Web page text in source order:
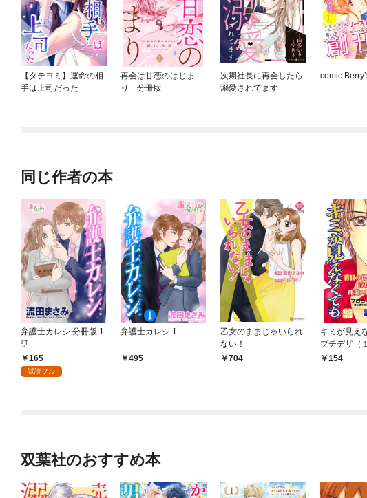
【タテヨミ】運命の相
手は上司だった
再会は甘恋のはじま
り 分冊版
次期社長に再会したら
溺愛されてます
comic
同じ作者の本
弁護士カレシ 分冊版 1
話
165
試読フル
弁護士カレシ 1
495
乙女のままじゃいられ
ない！
704
キミが見え
プチデザ（
154
双葉社のおすすめ本